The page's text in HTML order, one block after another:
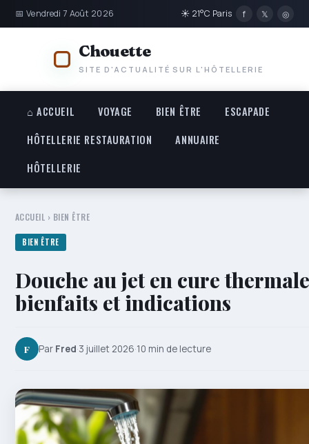
📅 Vendredi 7 Août 2026 ☀ 21°C Paris f 𝕏 ◎
Chouette
SITE D'ACTUALITÉ SUR L'HÔTELLERIE
⌂ ACCUEIL VOYAGE BIEN ÊTRE
ESCAPADE
HÔTELLERIE RESTAURATION
ANNUAIRE
HÔTELLERIE
ACCUEIL › BIEN ÊTRE
BIEN ÊTRE
Douche au jet en cure
bienfaits et indications
F Par Fred·3 juillet 2026·10 min de lecture